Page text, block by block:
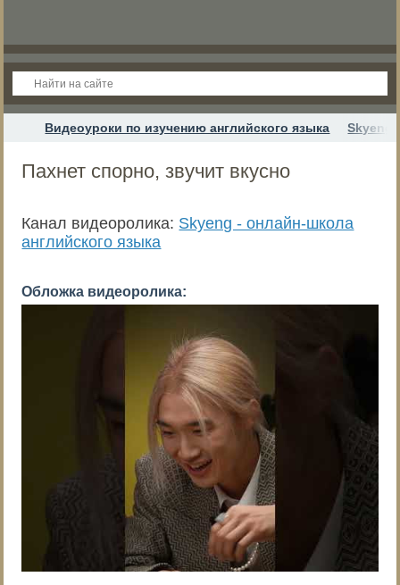
Видеоуроки по изучению английского языка Skyeng
Пахнет спорно, звучит вкусно
Канал видеоролика: Skyeng - онлайн-школа
английского языка
Обложка видеоролика: